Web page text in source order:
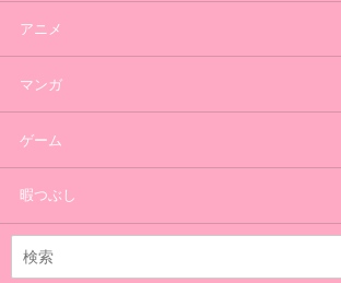
アニメ
マンガ
ゲーム
暇つぶし